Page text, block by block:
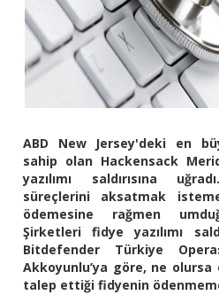
ABD New Jersey'deki en
sahip olan Hackensack
yazılımı saldırısına
süreçlerini aksatmak
ödemesine rağmen
Şirketleri fidye yazılımı
Bitdefender Türkiye
Akkoyunlu’ya göre, ne
talep ettiği fidyenin